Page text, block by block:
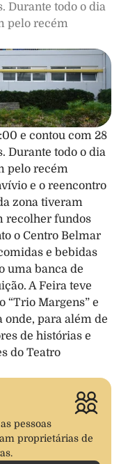
Durante todo o dia
pelo recém
e contou com 28
Durante todo o dia
pelo recém
e o reencontro
zona tiveram
recolher fundos
o Centro Belmar
e bebidas
uma banca de
A Feira teve
“Trio Margens” e
onde, para além de
de histórias e
do Teatro
pessoas
proprietárias de